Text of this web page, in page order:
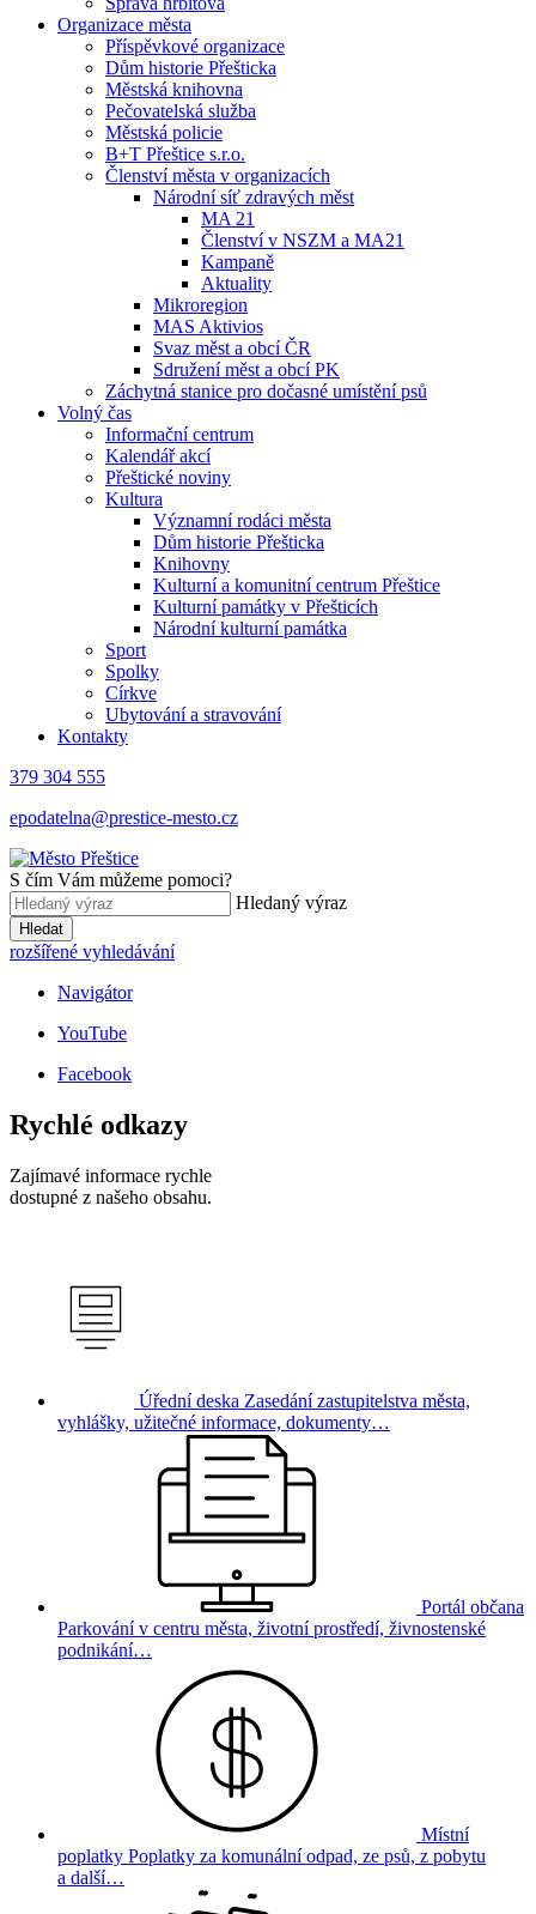
Organizace města
Příspěvkové organizace
Dům historie Přešticka
Městská knihovna
Pečovatelská služba
Městská policie
B+T Přeštice s.r.o.
Členství města v organizacích
Národní síť zdravých měst
MA 21
Členství v NSZM a MA21
Kampaně
Aktuality
Mikroregion
MAS Aktivios
Svaz měst a obcí ČR
Sdružení měst a obcí PK
Záchytná stanice pro dočasné umístění psů
Volný čas
Informační centrum
Kalendář akcí
Přeštické noviny
Kultura
Významní rodáci města
Dům historie Přešticka
Knihovny
Kulturní a komunitní centrum Přeštice
Kulturní památky v Přešticích
Národní kulturní památka
Sport
Spolky
Církve
Ubytování a stravování
Kontakty
379 304 555
epodatelna@prestice-mesto.cz
S čím Vám můžeme pomoci?
Hledaný výraz
Hledat
rozšířené vyhledávání
Navigátor
YouTube
Facebook
Rychlé odkazy
Zajímavé informace rychle
dostupné z našeho obsahu.
Úřední deska Zasedání zastupitelstva města,
vyhlášky, užitečné informace, dokumenty…
Portál občana
Parkování v centru města, životní prostředí, živnostenské
podnikání…
Místní
poplatky Poplatky za komunální odpad, ze psů, z pobytu
a další…